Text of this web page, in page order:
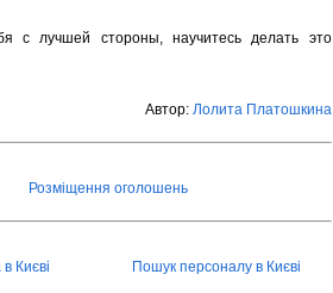
с лучшей стороны, научитесь делать это
Автор: Лолита Платошкина
Розміщення оголошень
Києві Пошук персоналу в Києві